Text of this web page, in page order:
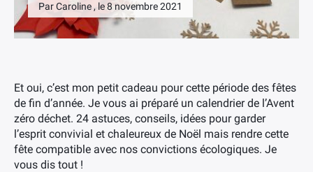
Par Caroline , le 8 novembre 2021
Et oui, c’est mon petit cadeau pour cette période des fêtes
de fin d’année. Je vous ai préparé un calendrier de l’Avent
zéro déchet. 24 astuces, conseils, idées pour garder
l’esprit convivial et chaleureux de Noël mais rendre cette
fête compatible avec nos convictions écologiques. Je
vous dis tout !